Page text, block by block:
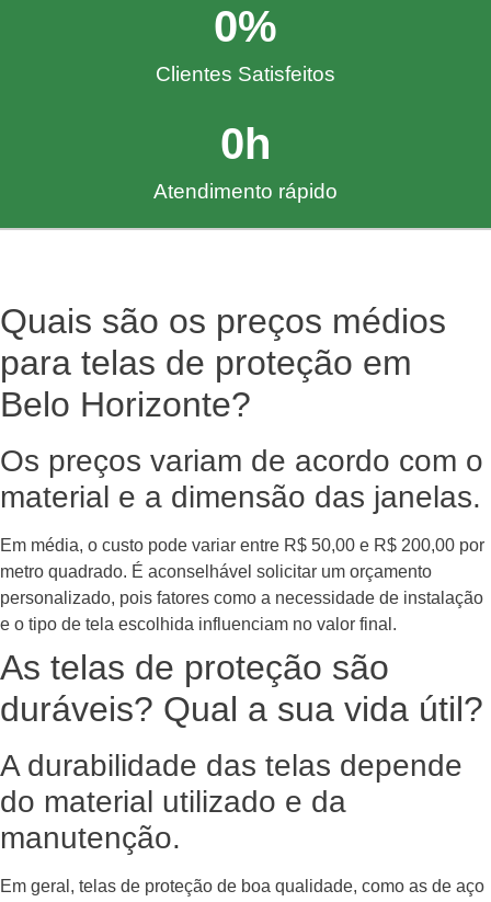
Clientes Satisfeitos
0%
Atendimento rápido
0h
Quais são os preços médios
para telas de proteção em
Belo Horizonte?
Os preços variam de acordo com o
material e a dimensão das janelas.
Em média, o custo pode variar entre R$ 50,00 e R$ 200,00 por
metro quadrado. É aconselhável solicitar um orçamento
personalizado, pois fatores como a necessidade de instalação
e o tipo de tela escolhida influenciam no valor final.
As telas de proteção são
duráveis? Qual a sua vida útil?
A durabilidade das telas depende
do material utilizado e da
manutenção.
Em geral, telas de proteção de boa qualidade, como as de aço